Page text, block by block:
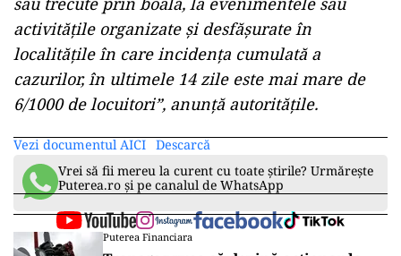
ad
– permiterea, doar a persoanelor vaccinate